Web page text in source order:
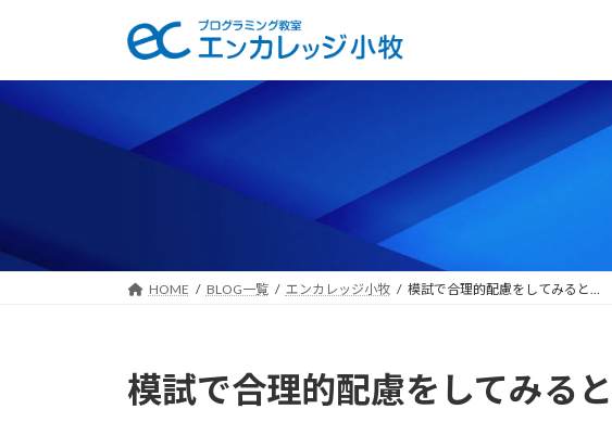
プ
動
HOME BLOG一覧 エンカレッジ小牧 模試で合理的配慮をしてみると…
模試で合理的配慮をしてみる